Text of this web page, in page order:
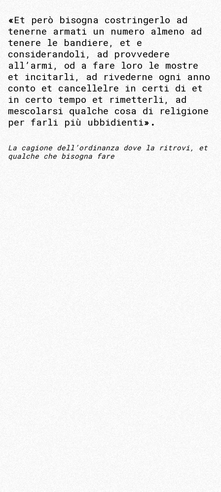
«Et però bisogna costringerlo ad
tenerne armati un numero almeno ad
tenere le bandiere, et e
considerandoli, ad provvedere
all’armi, od a fare loro le mostre
et incitarli, ad rivederne ogni anno
conto et cancellelre in certi di et
in certo tempo et rimetterli, ad
mescolarsi qualche cosa di religione
per farli più ubbidienti».
La cagione dell’ordinanza dove la ritrovi, et
qualche che bisogna fare